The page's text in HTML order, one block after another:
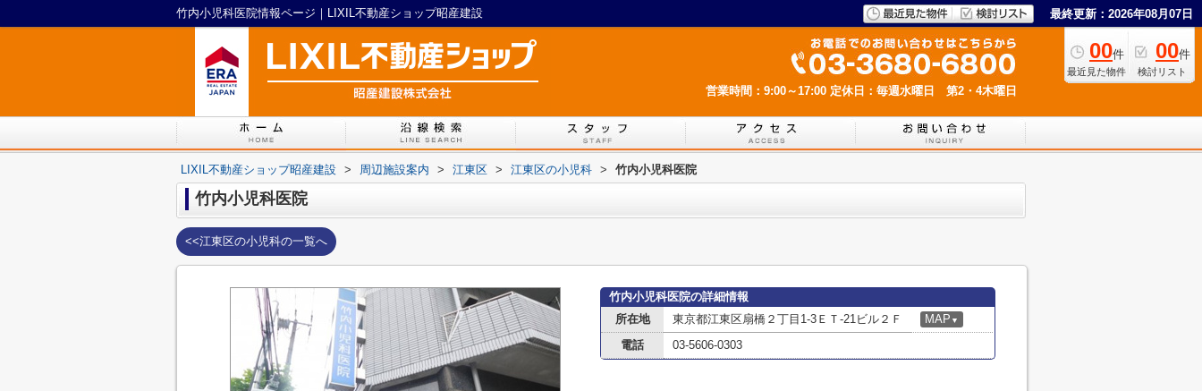
竹内小児科医院情報ページ｜LIXIL不動産ショップ昭産建設 最終更新：2026年08月07日
00件
最近見た物件
00件
検討リスト
営業時間：9:00～17:00 定休日：毎週水曜日 第2・4木曜日
LIXIL不動産ショップ昭産建設 > 周辺施設案内 > 江東区 > 江東区の小児科 > 竹内小児科医院
竹内小児科医院
<<江東区の小児科の一覧へ
竹内小児科医院の詳細情報
所在地
東京都江東区扇橋２丁目1-3ＥＴ-21ビル２Ｆ MAP ▼
電話 03-5606-0303